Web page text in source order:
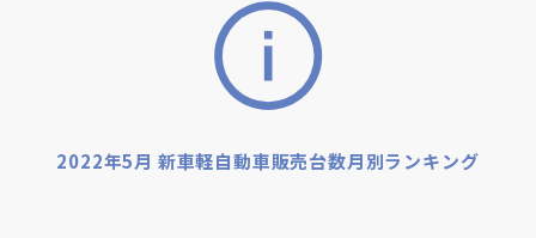
2022年5月 新車軽自動車販売台数月別ランキング